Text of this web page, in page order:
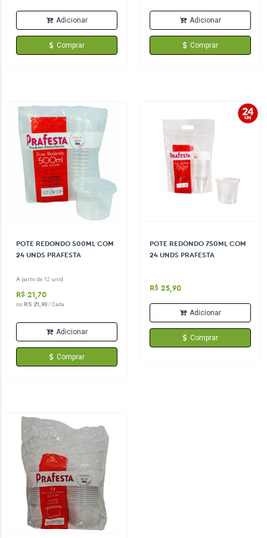
Adicionar
Comprar
Adicionar
Comprar
POTE REDONDO 500ML COM
24 UNDS PRAFESTA
A partir de 12 unid.
R$ 21,70
ou RS 21,90/ Cada
Adicionar
Comprar
POTE REDONDO 750ML COM
24 UNDS PRAFESTA
R$ 25,90
Adicionar
Comprar